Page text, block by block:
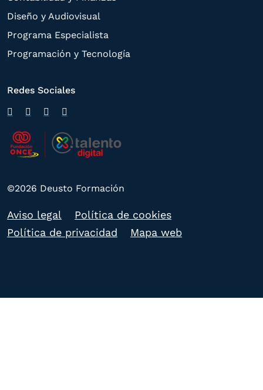
Diseño y Audiovisual
Programa Especialista
Programación y Tecnología
Redes Sociales
©2026 Deusto Formación
Aviso legal
Política de cookies
Política de privacidad
Mapa web